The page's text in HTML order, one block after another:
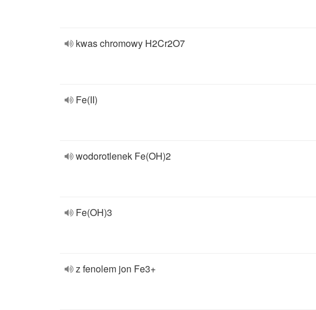
kwas chromowy H2Cr2O7
Fe(II)
wodorotlenek Fe(OH)2
Fe(OH)3
z fenolem jon Fe3+